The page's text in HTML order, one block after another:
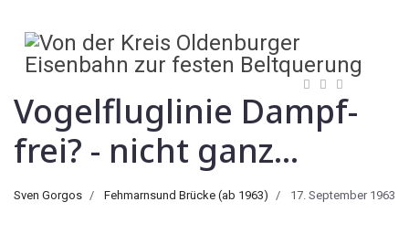
Vogelfluglinie Dampf-
frei? - nicht ganz...
Sven Gorgos Fehmarnsund Brücke (ab 1963) 17. September 1963